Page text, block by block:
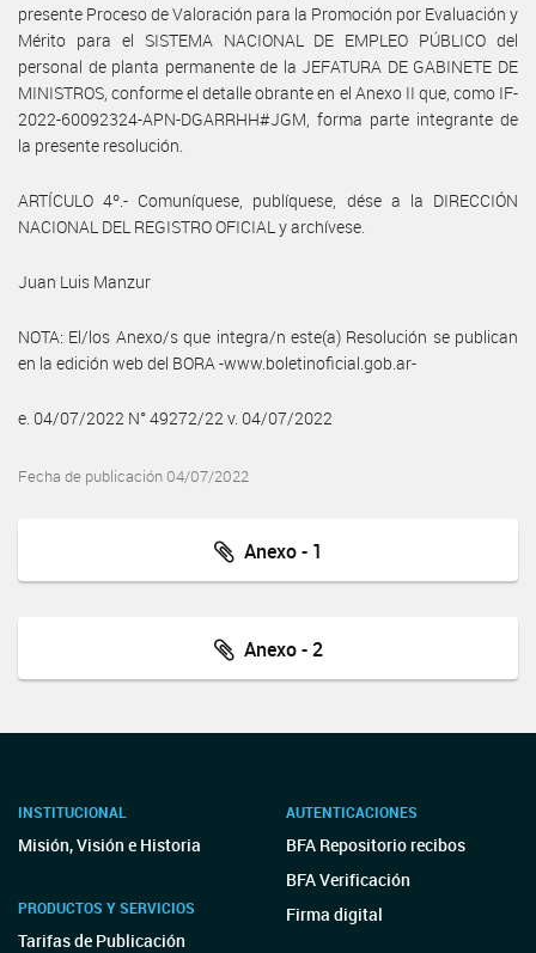
presente Proceso de Valoración para la Promoción por Evaluación y
Mérito para el SISTEMA NACIONAL DE EMPLEO PÚBLICO del
personal de planta permanente de la JEFATURA DE GABINETE DE
MINISTROS, conforme el detalle obrante en el Anexo II que, como IF-
2022-60092324-APN-DGARRHH#JGM, forma parte integrante de
la presente resolución.
ARTÍCULO 4º.- Comuníquese, publíquese, dése a la DIRECCIÓN
NACIONAL DEL REGISTRO OFICIAL y archívese.
Juan Luis Manzur
NOTA: El/los Anexo/s que integra/n este(a) Resolución se publican
en la edición web del BORA -www.boletinoficial.gob.ar-
e. 04/07/2022 N° 49272/22 v. 04/07/2022
Fecha de publicación 04/07/2022
Anexo - 1
Anexo - 2
INSTITUCIONAL
Misión, Visión e Historia
PRODUCTOS Y SERVICIOS
Tarifas de Publicación
AUTENTICACIONES
BFA Repositorio recibos
BFA Verificación
Firma digital